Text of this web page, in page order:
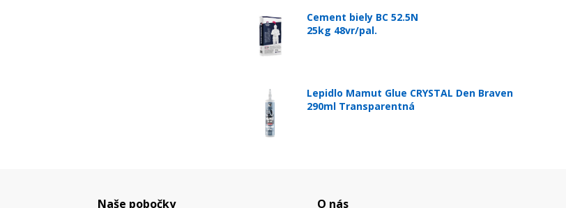
Cement biely BC 52.5N
25kg 48vr/pal.
Lepidlo Mamut Glue CRYSTAL Den Braven
290ml Transparentná
Naše pobočky O nás